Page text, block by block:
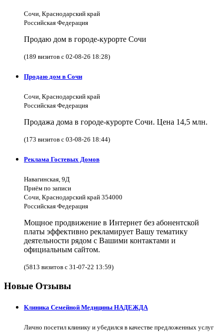
Сочи, Краснодарский край
Российская Федерация
Продаю дом в городе-курорте Сочи
(189 визитов с 02-08-26 18:28)
Продаю дом в Сочи
Сочи, Краснодарский край
Российская Федерация
Продажа дома в городе-курорте Сочи. Цена 14,5 млн.
(173 визитов с 03-08-26 18:44)
Реклама Гостевых Домов
Навагинская, 9Д
Приём по записи
Сочи, Краснодарский край 354000
Российская Федерация
Мощное продвижение в Интернет без абонентской
платы эффективно рекламирует Вашу тематику
деятельности рядом с Вашими контактами и
официальным сайтом.
(5813 визитов с 31-07-22 13:59)
Новые Отзывы
Клиника Семейной Медицины НАДЕЖДА
Лично посетил клинику и убедился в качестве предложенных услуг